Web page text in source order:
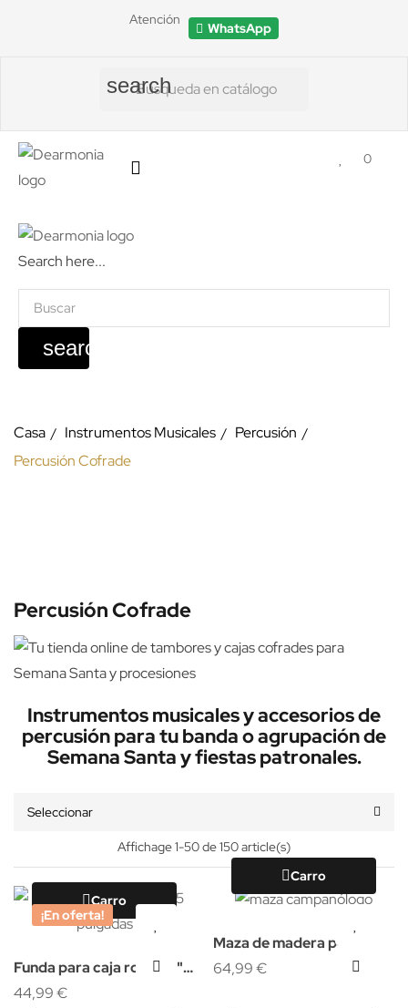
Atención
WhatsApp
search
0
Search here...
search
Casa Instrumentos Musicales
Percusión
Percusión Cofrade
Percusión Cofrade
Instrumentos musicales y accesorios de
percusión para tu banda o agrupación de
Semana Santa y fiestas patronales.
Seleccionar
Affichage 1-50 de 150 article(s)
¡En oferta!
Carro
Funda para caja royal 15"
con o sin caja china
44,99 €
Carro
Maza de madera para
campana tubular o
64,99 €